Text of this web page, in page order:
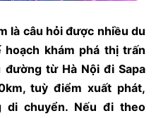
là câu hỏi được nhiều du
khám phá thị trấn
từ Hà Nội đi Sapa
tuỳ điểm xuất phát,
di chuyển. Nếu đi theo